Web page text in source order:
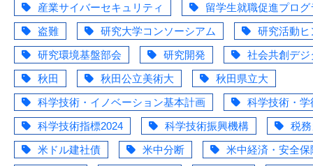
産業サイバーセキュリティ
留学生就職促進プログ
盗難
研究大学コンソーシアム
研究活動ヒ
研究環境基盤部会
研究開発
社会共創デジ
秋田
秋田公立美術大
秋田県立大
科学技術・イノベーション基本計画
科学技術・
科学技術指標2024
科学技術振興機構
税
米ドル建社債
米中分断
米中経済・安全